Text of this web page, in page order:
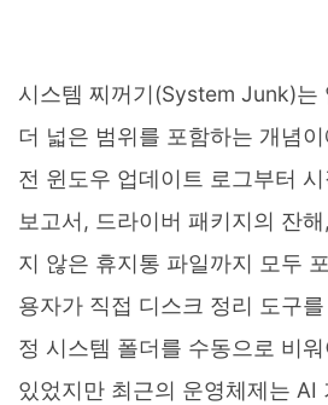
시스템 찌꺼기(System Junk)는
더 넓은 범위를 포함하는 개념
전 윈도우 업데이트 로그부터
보고서, 드라이버 패키지의 잔
지 않은 휴지통 파일까지 모두
용자가 직접 디스크 정리 도구
정 시스템 폴더를 수동으로 비
있었지만 최근의 운영체제는 AI